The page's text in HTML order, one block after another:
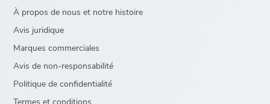
À propos de nous et notre histoire
Avis juridique
Marques commerciales
Avis de non-responsabilité
Politique de confidentialité
Termes et conditions